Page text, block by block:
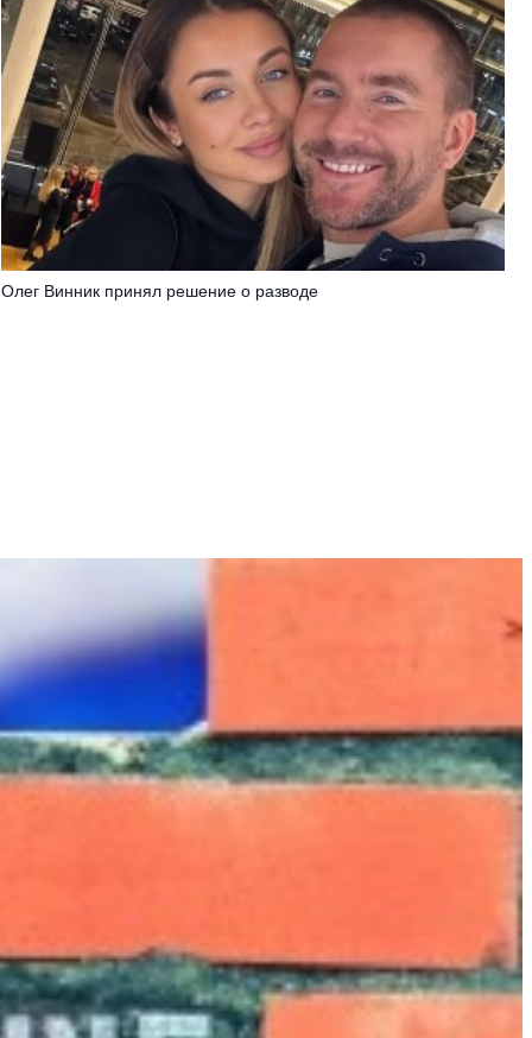
Олег Винник принял решение о разводе